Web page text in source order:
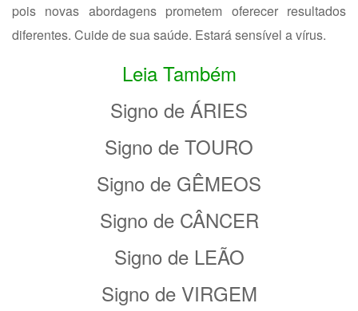
pois novas abordagens prometem oferecer resultados
diferentes. Cuide de sua saúde. Estará sensível a vírus.
Leia Também
Signo de ÁRIES
Signo de TOURO
Signo de GÊMEOS
Signo de CÂNCER
Signo de LEÃO
Signo de VIRGEM